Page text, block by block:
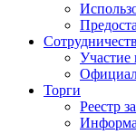
Участие
Торги
Реестр